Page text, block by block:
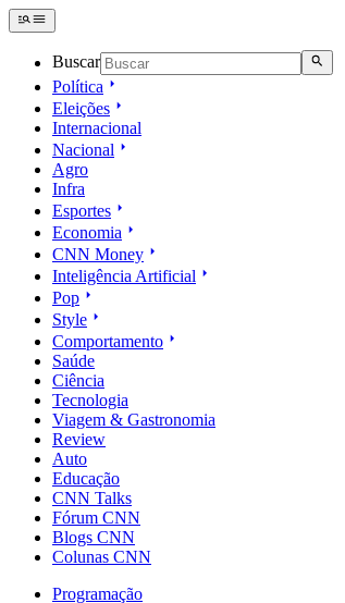
Buscar
Política
Eleições
Internacional
Nacional
Agro
Infra
Esportes
Economia
CNN Money
Inteligência Artificial
Pop
Style
Comportamento
Saúde
Ciência
Tecnologia
Viagem & Gastronomia
Review
Auto
Educação
CNN Talks
Fórum CNN
Blogs CNN
Colunas CNN
Programação